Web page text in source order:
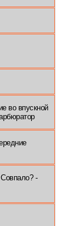
во впускной
-